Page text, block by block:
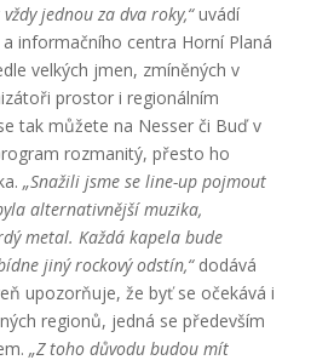
jednou za dva roky,“uvádí
informačního centra Horní Planá
velkých jmen, zmíněných v
prostor i regionálním
tak můžete na Nesser či Buď v
rozmanitý, přesto ho
„Snažili jsme se line-up pojmout
alternativnější muzika,
metal. Každá kapela bude
jiný rockový odstín,“dodává
upozorňuje, že byť se očekává i
regionů, jedná se především
„Z toho důvodu budou mít